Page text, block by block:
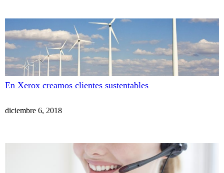
En Xerox creamos clientes sustentables
diciembre 6, 2018